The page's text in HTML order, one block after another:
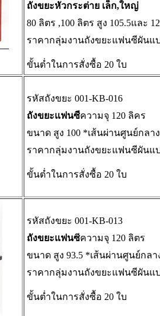
ถังขยะหัวกระต่าย เล็ก,ใหญ่
80 ลิตร ,100 ลิตร สูง 105.5และ
ราคากลุ่มงานถังขยะแฟนซีผันแ
ขั้นต่ำในการสั่งซื้อ 20 ใบ
รหัสถังขยะ 001-KB-016
ถังขยะแฟนซีความจุ 120 ลิคร
ขนาด สูง 100 *เส้นผ่านศูนย์กลา
ราคากลุ่มงานถังขยะแฟนซีผันแ
ขั้นต่ำในการสั่งซื้อ 20 ใบ
รหัสถังขยะ 001-KB-013
ถังขยะแฟนซีความจุ 120 ลิตร
ขนาด สูง 93.5 *เส้นผ่านศูนย์กลา
ราคากลุ่มงานถังขยะแฟนซีผันแ
ขั้นต่ำในการสั่งซื้อ 20 ใบ